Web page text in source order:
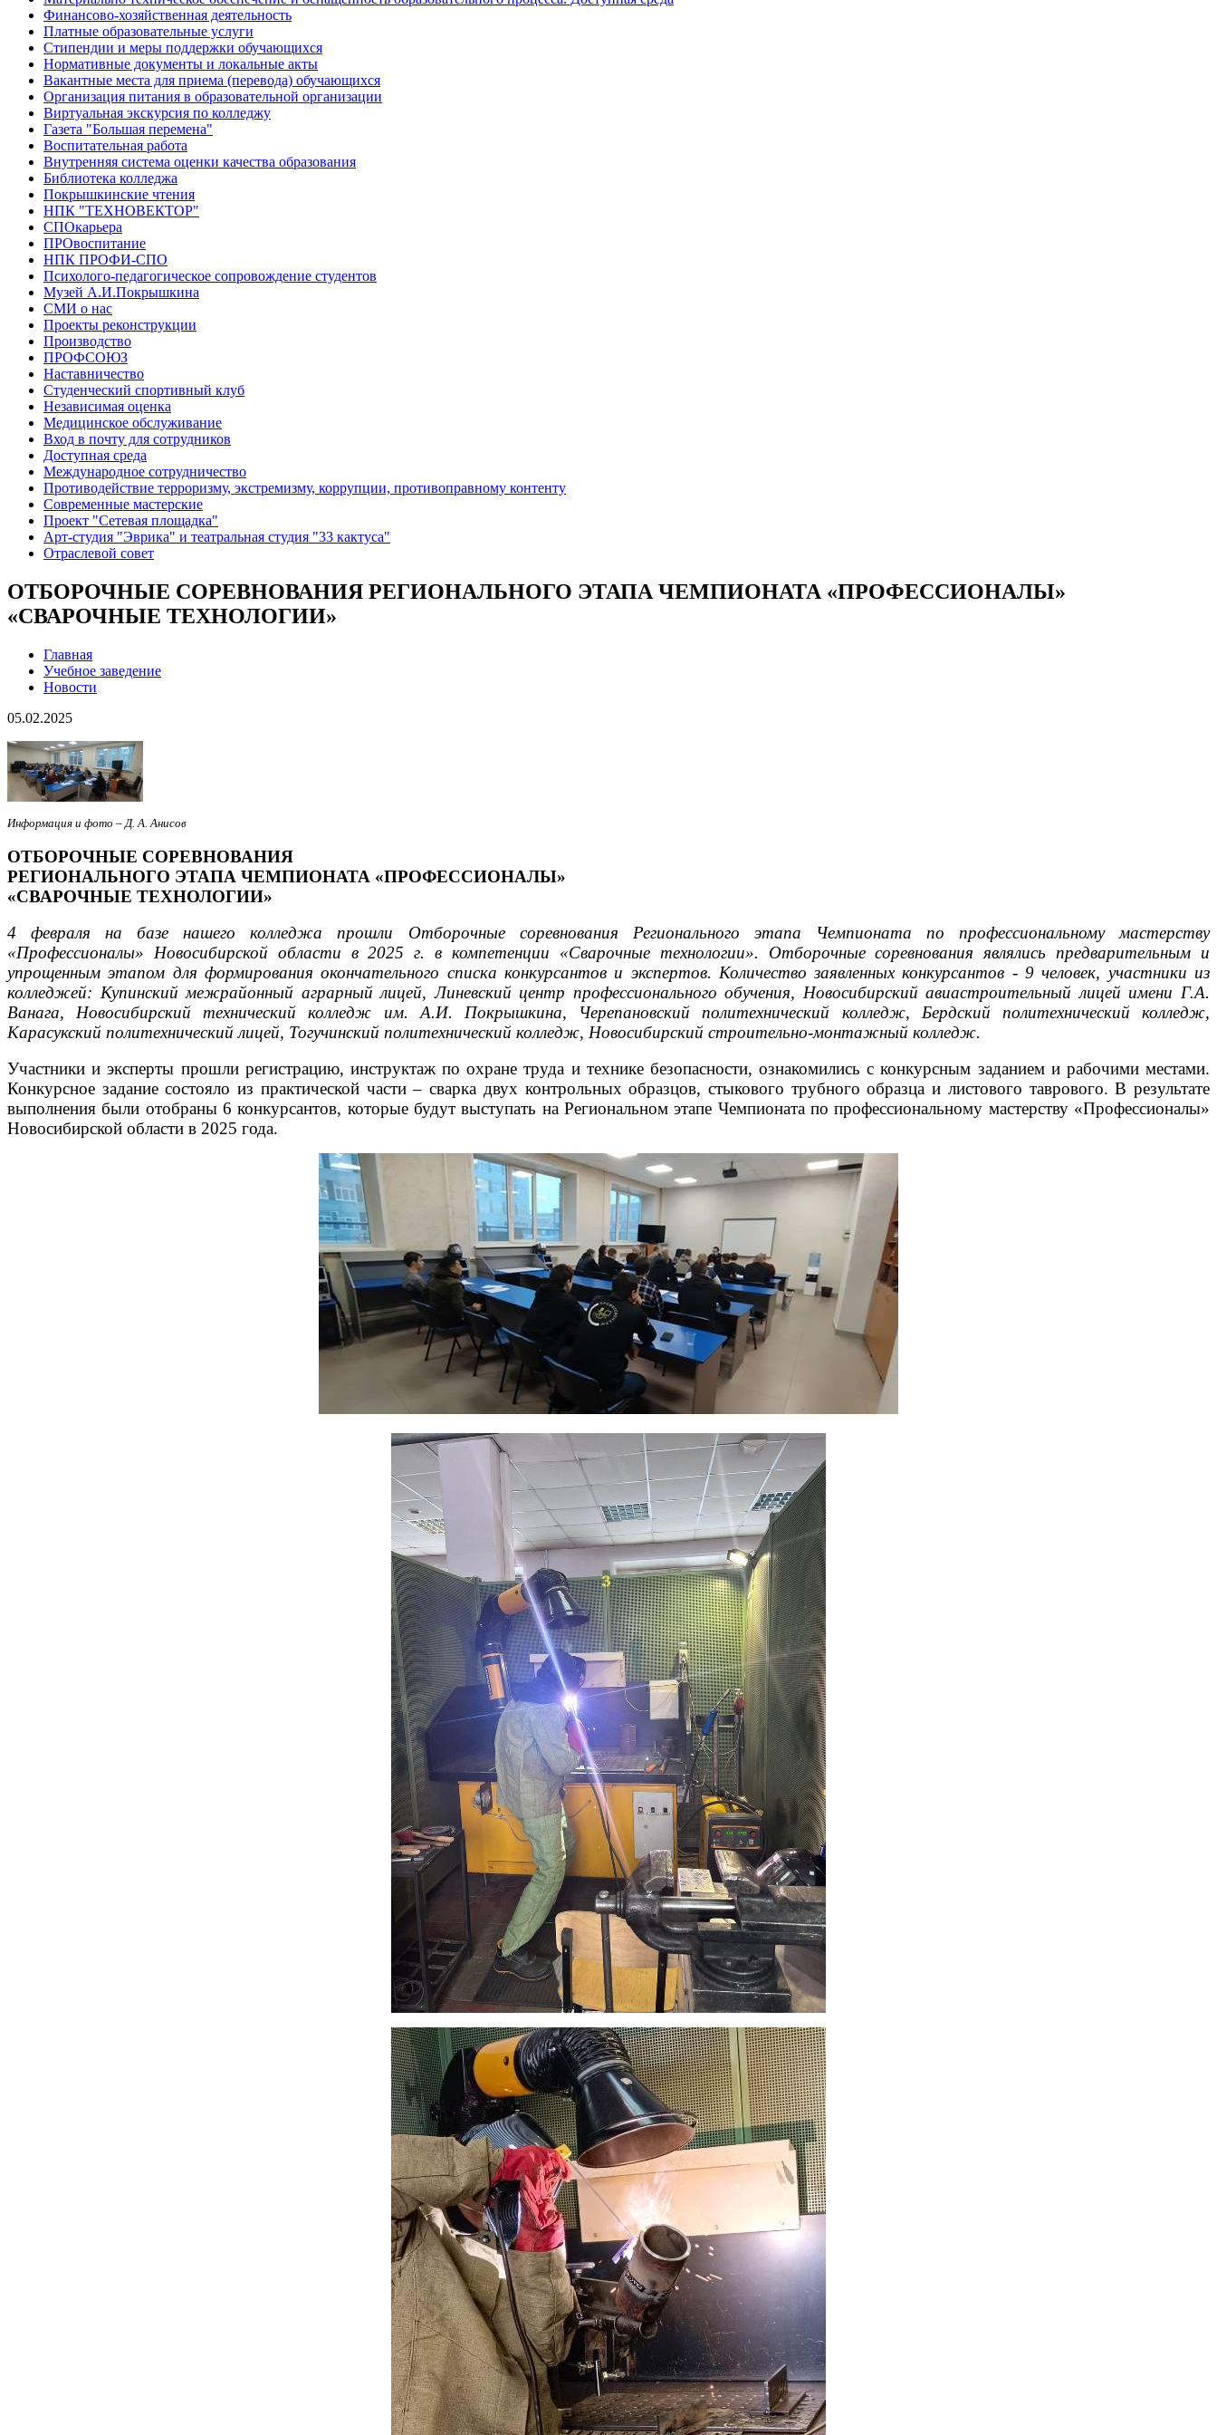
Финансово-хозяйственная деятельность
Платные образовательные услуги
Стипендии и меры поддержки обучающихся
Нормативные документы и локальные акты
Вакантные места для приема (перевода) обучающихся
Организация питания в образовательной организации
Виртуальная экскурсия по колледжу
Газета "Большая перемена"
Воспитательная работа
Внутренняя система оценки качества образования
Библиотека колледжа
Покрышкинские чтения
НПК "ТЕХНОВЕКТОР"
СПОкарьера
ПРОвоспитание
НПК ПРОФИ-СПО
Психолого-педагогическое сопровождение студентов
Музей А.И.Покрышкина
СМИ о нас
Проекты реконструкции
Производство
ПРОФСОЮЗ
Наставничество
Студенческий спортивный клуб
Независимая оценка
Медицинское обслуживание
Вход в почту для сотрудников
Доступная среда
Международное сотрудничество
Противодействие терроризму, экстремизму, коррупции, противоправному контенту
Современные мастерские
Проект "Сетевая площадка"
Арт-студия "Эврика" и театральная студия "33 кактуса"
Отраслевой совет
ОТБОРОЧНЫЕ СОРЕВНОВАНИЯ РЕГИОНАЛЬНОГО ЭТАПА ЧЕМПИОНАТА «ПРОФЕССИОНАЛЫ»
«СВАРОЧНЫЕ ТЕХНОЛОГИИ»
Главная
Учебное заведение
Новости
05.02.2025
Информация и фото – Д. А. Анисов
ОТБОРОЧНЫЕ СОРЕВНОВАНИЯ
РЕГИОНАЛЬНОГО ЭТАПА ЧЕМПИОНАТА «ПРОФЕССИОНАЛЫ»
«СВАРОЧНЫЕ ТЕХНОЛОГИИ»
4 февраля на базе нашего колледжа прошли Отборочные соревнования Регионального этапа Чемпионата по профессиональному мастерству
«Профессионалы» Новосибирской области в 2025 г. в компетенции «Сварочные технологии». Отборочные соревнования являлись предварительным и
упрощенным этапом для формирования окончательного списка конкурсантов и экспертов. Количество заявленных конкурсантов - 9 человек, участники из
колледжей: Купинский межрайонный аграрный лицей, Линевский центр профессионального обучения, Новосибирский авиастроительный лицей имени Г.А.
Ванага, Новосибирский технический колледж им. А.И. Покрышкина, Черепановский политехнический колледж, Бердский политехнический колледж,
Карасукский политехнический лицей, Тогучинский политехнический колледж, Новосибирский строительно-монтажный колледж.
Участники и эксперты прошли регистрацию, инструктаж по охране труда и технике безопасности, ознакомились с конкурсным заданием и рабочими местами.
Конкурсное задание состояло из практической части – сварка двух контрольных образцов, стыкового трубного образца и листового таврового. В результате
выполнения были отобраны 6 конкурсантов, которые будут выступать на Региональном этапе Чемпионата по профессиональному мастерству «Профессионалы»
Новосибирской области в 2025 года.